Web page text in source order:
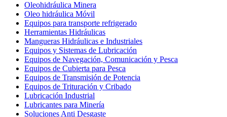
Oleohidráulica Minera
Oleo hidráulica Móvil
Equipos para transporte refrigerado
Herramientas Hidráulicas
Mangueras Hidráulicas e Industriales
Equipos y Sistemas de Lubricación
Equipos de Navegación, Comunicación y Pesca
Equipos de Cubierta para Pesca
Equipos de Transmisión de Potencia
Equipos de Trituración y Cribado
Lubricación Industrial
Lubricantes para Minería
Soluciones Anti Desgaste